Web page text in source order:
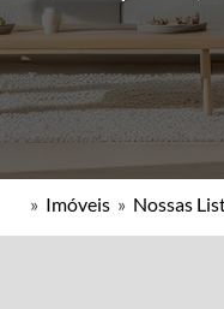
» Imóveis » Nossas